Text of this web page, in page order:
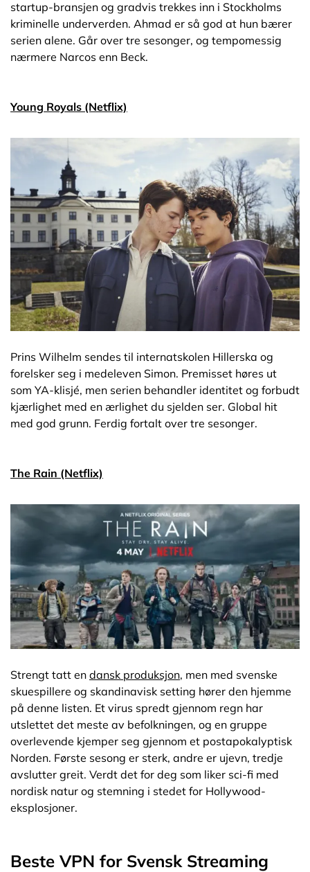
startup-bransjen og gradvis trekkes inn i Stockholms
kriminelle underverden. Ahmad er så god at hun bærer
serien alene. Går over tre sesonger, og tempomessig
nærmere Narcos enn Beck.
Young Royals (Netflix)
Prins Wilhelm sendes til internatskolen Hillerska og
forelsker seg i medeleven Simon. Premisset høres ut
som YA-klisjé, men serien behandler identitet og forbudt
kjærlighet med en ærlighet du sjelden ser. Global hit
med god grunn. Ferdig fortalt over tre sesonger.
The Rain (Netflix)
Strengt tatt en dansk produksjon, men med svenske
skuespillere og skandinavisk setting hører den hjemme
på denne listen. Et virus spredt gjennom regn har
utslettet det meste av befolkningen, og en gruppe
overlevende kjemper seg gjennom et postapokalyptisk
Norden. Første sesong er sterk, andre er ujevn, tredje
avslutter greit. Verdt det for deg som liker sci-fi med
nordisk natur og stemning i stedet for Hollywood-
eksplosjoner.
Beste VPN for Svensk Streaming